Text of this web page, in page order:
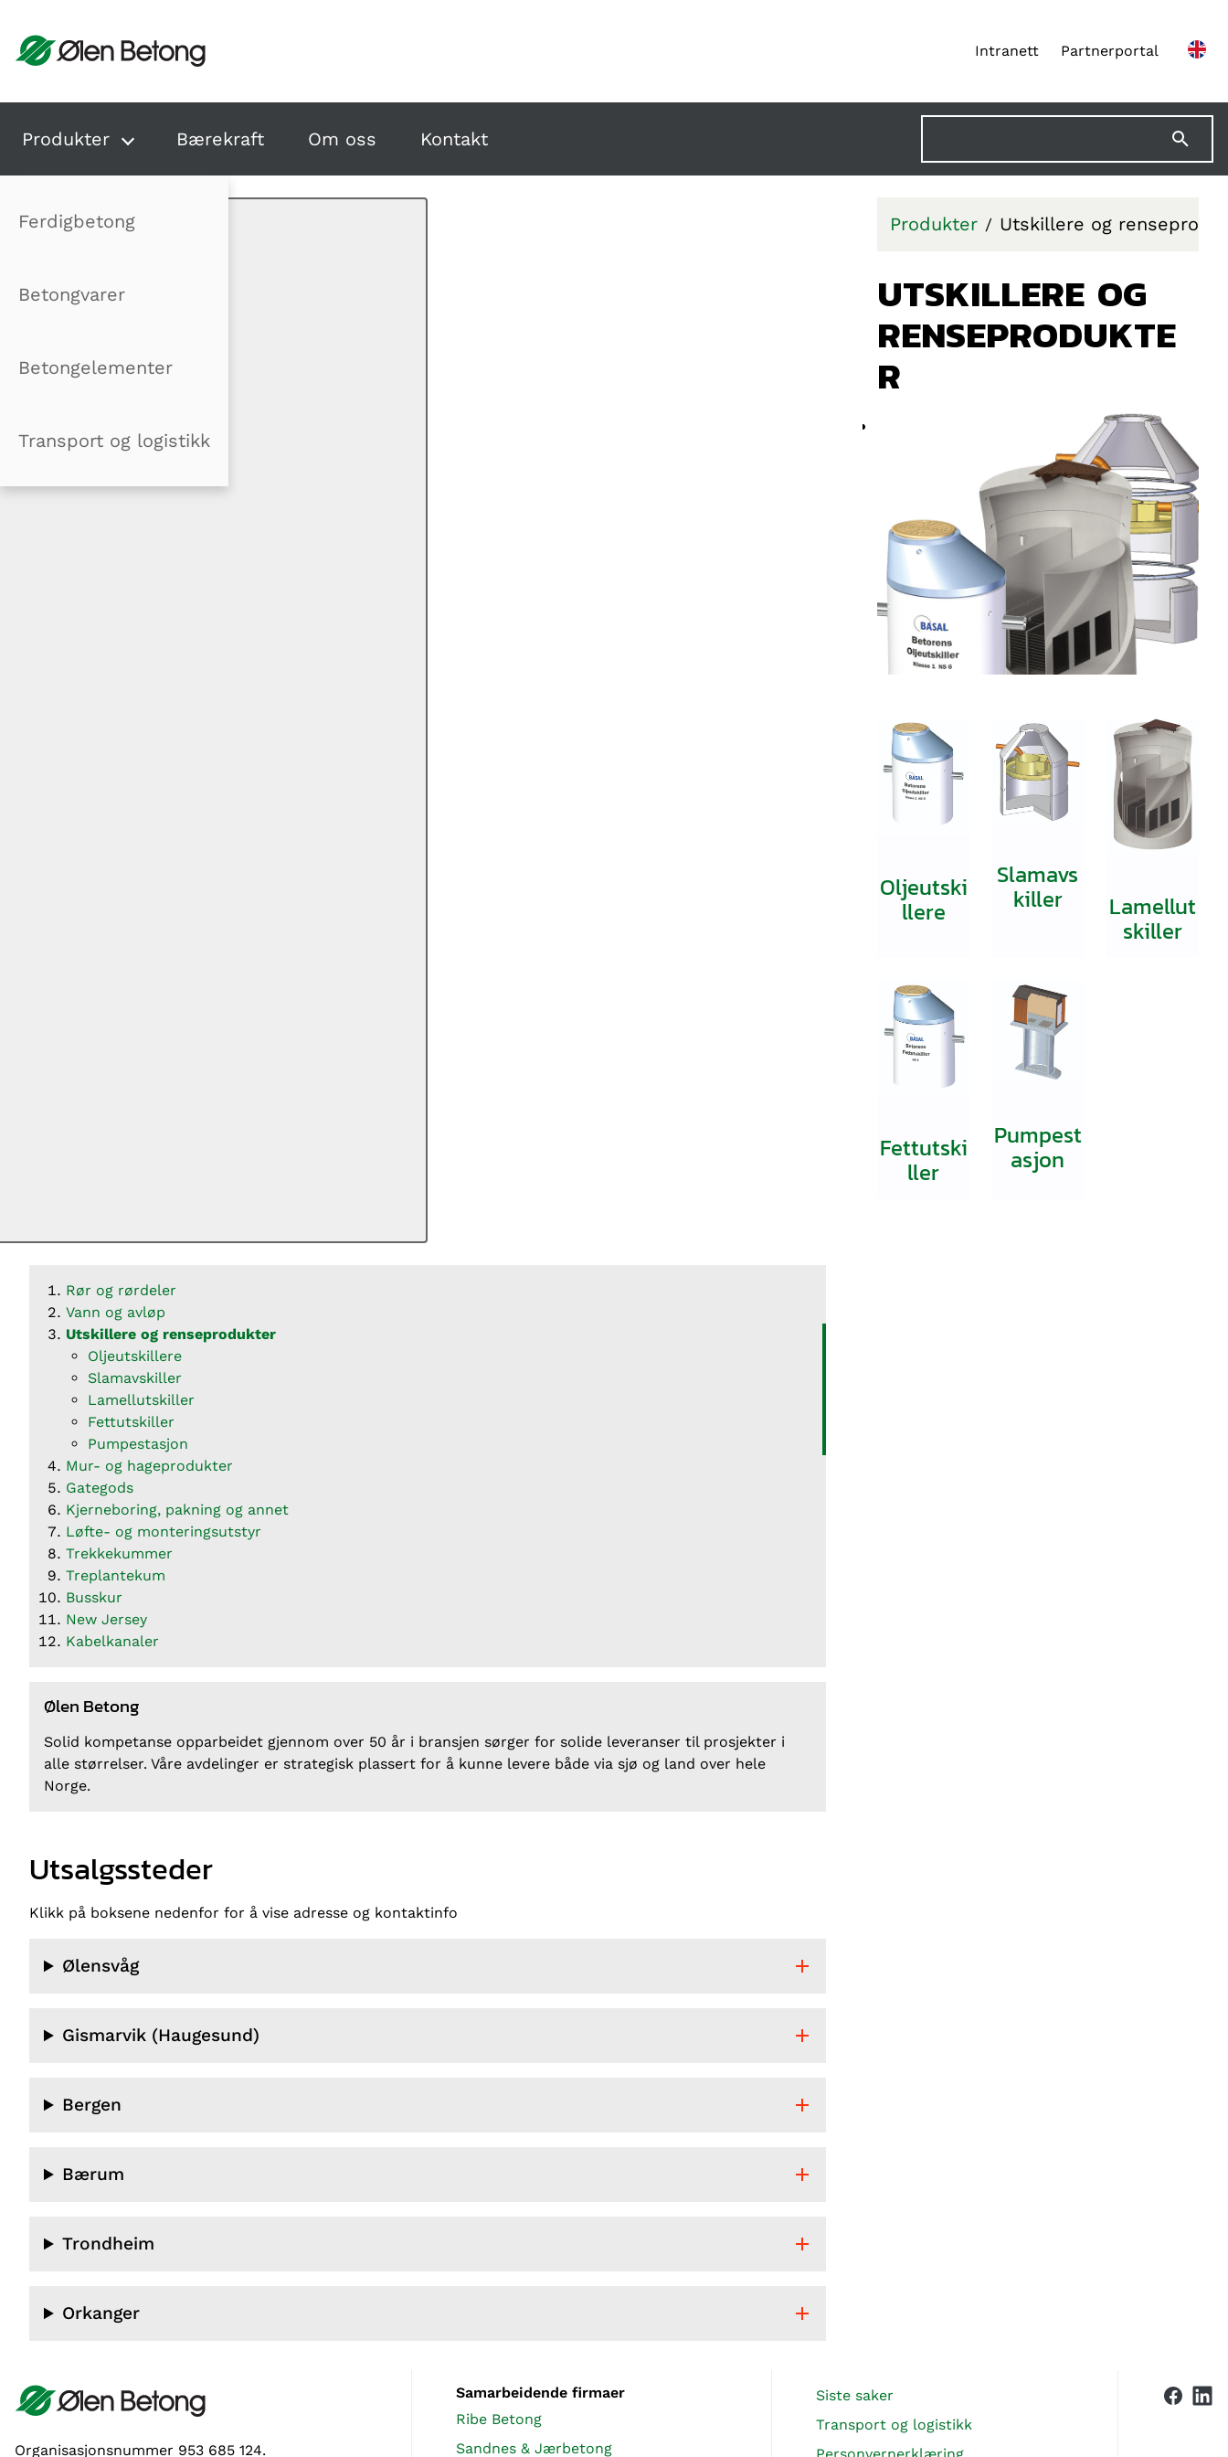
Intranett
Partnerportal
Produkter
Ferdigbetong
Betongvarer
Betongelementer
Transport og logistikk
Bærekraft Om oss Kontakt
Produkter Utskillere og
UTSKILLERE OG
RENSEPRODUKTE
R
Oljeutski
llere
Slamavs
killer Lamellut
skiller
Fettutski
ller
Pumpest
asjon
Rør og rørdeler
Vann og avløp
Utskillere og renseprodukter
Oljeutskillere
Slamavskiller
Lamellutskiller
Fettutskiller
Pumpestasjon
Mur- og hageprodukter
Gategods
Kjerneboring, pakning og annet
Løfte- og monteringsutstyr
Trekkekummer
Treplantekum
Busskur
New Jersey
Kabelkanaler
Ølen Betong
Solid kompetanse opparbeidet gjennom over 50 år i bransjen sørger for solide leveranser til prosjekter i
alle størrelser. Våre avdelinger er strategisk plassert for å kunne levere både via sjø og land over hele
Norge.
Utsalgssteder
Klikk på boksene nedenfor for å vise adresse og kontaktinfo
Ølensvåg
Gismarvik (Haugesund)
Bergen
Bærum
Trondheim
Orkanger
Organisasjonsnummer 953 685 124.
Samarbeidende firmaer
Ribe Betong
Sandnes & Jærbetong
Siste saker
Transport og logistikk